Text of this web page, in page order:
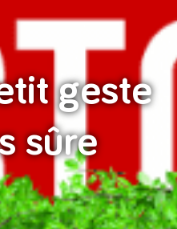
geste
sûre